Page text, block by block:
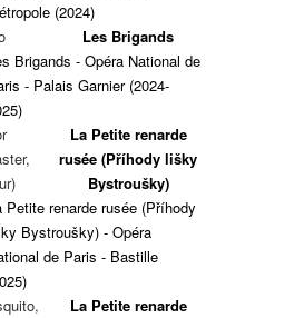
(2024)
Les Brigands
Brigands - Opéra National de
- Palais Garnier (2024-
La Petite renarde
rusée (Příhody lišky
Bystroušky)
Petite renarde rusée (Příhody
Bystroušky) - Opéra
de Paris - Bastille
La Petite renarde